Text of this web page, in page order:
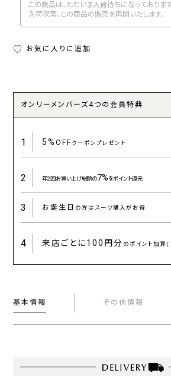
この商品は、ただいま入荷待ちになっております
入荷次第、この商品の販売を再開いたします。
お気に入りに追加
オンリーメンバーズ4つの会員特典
1 5%OFFクーポンプレゼント
2 年2回お買い上げ総額の7%をポイント還元
3 お誕生日 の方はスーツ購入がお得
4 来店ごとに100円分 のポイント加算(
基本情報 その他情報